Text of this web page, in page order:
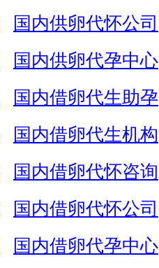
国内供卵代怀公司
国内供卵代孕中心
国内借卵代生助孕
国内借卵代生机构
国内借卵代怀咨询
国内借卵代怀公司
国内借卵代孕中心